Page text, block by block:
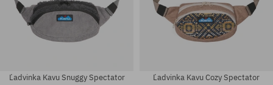
Ľadvinka Kavu Snuggy Spectator Ľadvinka Kavu Cozy Spectator